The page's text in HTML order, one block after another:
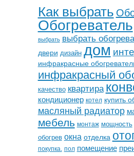
Как выбрать
Обогреватель
выбрать выбрать
двери дизайн дом
инфракрасные
инфракрасный
качество квартира
кондиционер котел купить
масляный радиатор
мебель монтаж мощность
обогрев окна отделка
покупка. пол помещение